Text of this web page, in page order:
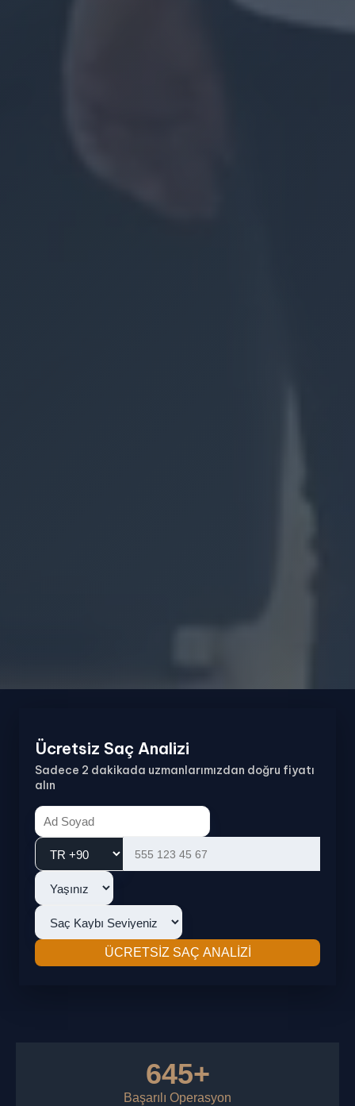
Ücretsiz Saç Analizi
Sadece 2 dakikada uzmanlarımızdan doğru fiyatı
alın
ÜCRETSIZ SAÇ ANALIZI
645+
Başarılı Operasyon